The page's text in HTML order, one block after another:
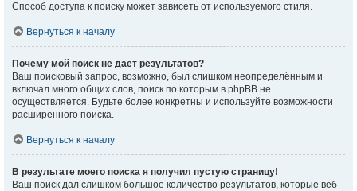
Способ доступа к поиску может зависеть от используемого стиля.
Вернуться к началу
Почему мой поиск не даёт результатов?
Ваш поисковый запрос, возможно, был слишком неопределённым и
включал много общих слов, поиск по которым в phpBB не
осуществляется. Будьте более конкретны и используйте возможности
расширенного поиска.
Вернуться к началу
В результате моего поиска я получил пустую страницу!
Ваш поиск дал слишком большое количество результатов, которые веб-